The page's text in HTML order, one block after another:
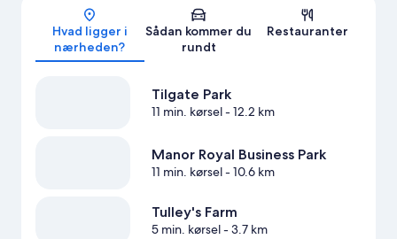
Kort
Hvad ligger i
nærheden?
Sådan kommer du
rundt
Restauranter
Tilgate Park
11 min. kørsel- 12.2 km
Manor Royal Business Park
11 min. kørsel- 10.6 km
Tulley's Farm
5 min. kørsel- 3.7 km